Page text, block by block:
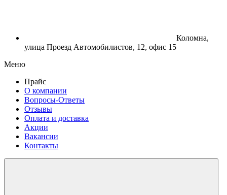
Коломна,
улица Проезд Автомобилистов, 12, офис 15
Меню
Прайс
О компании
Вопросы-Ответы
Отзывы
Оплата и доставка
Акции
Вакансии
Контакты